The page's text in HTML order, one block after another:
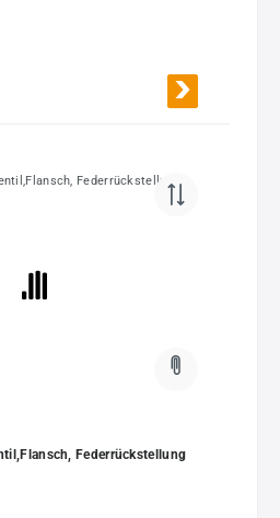
Federrückstellung